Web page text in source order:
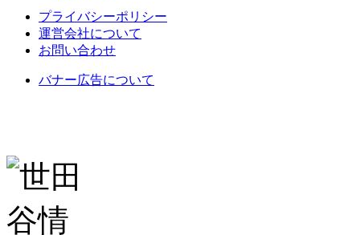
プライバシーポリシー
運営会社について
お問い合わせ
バナー広告について